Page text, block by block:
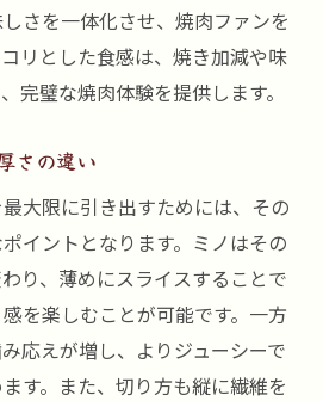
さを一体化させ、焼肉ファンを
リとした食感は、焼き加減や味
完璧な焼肉体験を提供します。
さの違い
大限に引き出すためには、その
イントとなります。ミノはその
り、薄めにスライスすることで
を楽しむことが可能です。一方
応えが増し、よりジューシーで
す。また、切り方も縦に繊維を